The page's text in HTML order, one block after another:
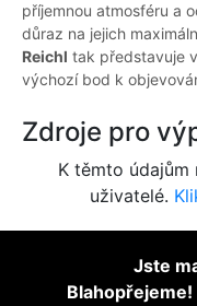
příjemnou atmosféru a
důraz na jejich
Reichl tak představuje
výchozí bod k
Zdroje pro
K těmto údajům
uživatelé.
Jste
Blahopřejeme!